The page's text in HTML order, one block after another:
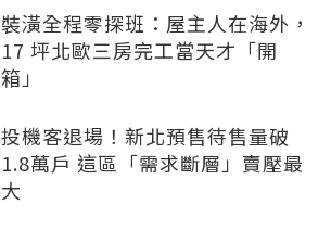
裝潢全程零探班：屋主人在海外，
17 坪北歐三房完工當天才「開
箱」
投機客退場！新北預售待售量破
1.8萬戶 這區「需求斷層」賣壓最
大